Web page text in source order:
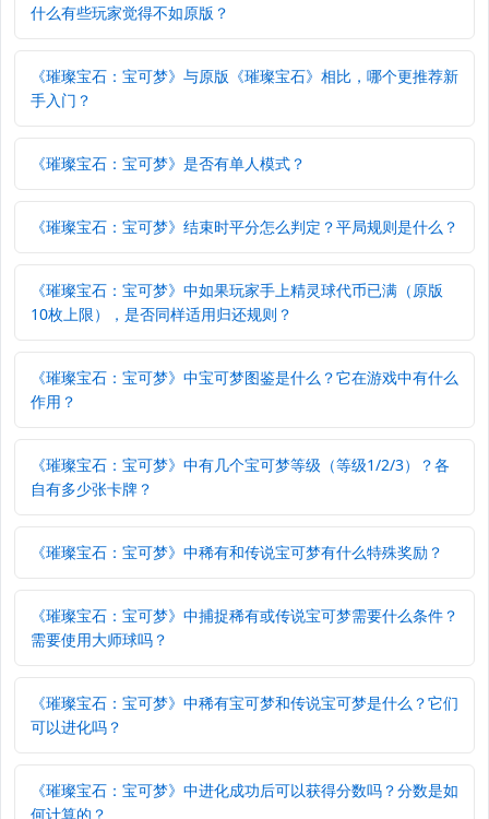
什么有些玩家觉得不如原版？
《璀璨宝石：宝可梦》与原版《璀璨宝石》相比，哪个更推荐新
手入门？
《璀璨宝石：宝可梦》是否有单人模式？
《璀璨宝石：宝可梦》结束时平分怎么判定？平局规则是什么？
《璀璨宝石：宝可梦》中如果玩家手上精灵球代币已满（原版
10枚上限），是否同样适用归还规则？
《璀璨宝石：宝可梦》中宝可梦图鉴是什么？它在游戏中有什么
作用？
《璀璨宝石：宝可梦》中有几个宝可梦等级（等级1/2/3）？各
自有多少张卡牌？
《璀璨宝石：宝可梦》中稀有和传说宝可梦有什么特殊奖励？
《璀璨宝石：宝可梦》中捕捉稀有或传说宝可梦需要什么条件？
需要使用大师球吗？
《璀璨宝石：宝可梦》中稀有宝可梦和传说宝可梦是什么？它们
可以进化吗？
《璀璨宝石：宝可梦》中进化成功后可以获得分数吗？分数是如
何计算的？